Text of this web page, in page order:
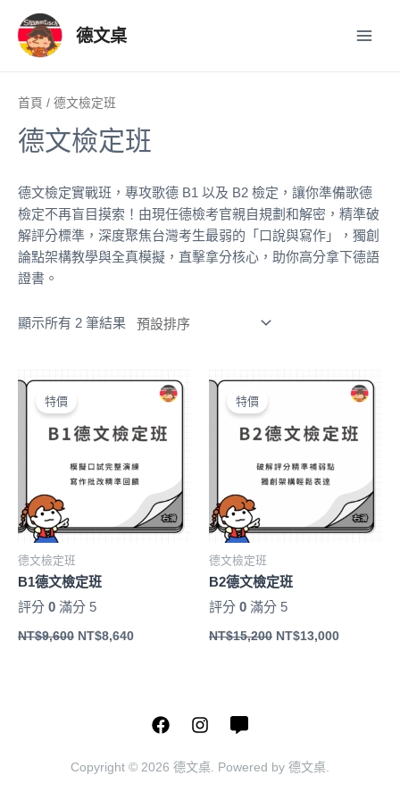
德文桌
首頁 / 德文檢定班
德文檢定班
德文檢定實戰班，專攻歌德 B1 以及 B2 檢定，讓你準備歌德
檢定不再盲目摸索！由現任德檢考官親自規劃和解密，精準破
解評分標準，深度聚焦台灣考生最弱的「口說與寫作」，獨創
論點架構教學與全真模擬，直擊拿分核心，助你高分拿下德語
證書。
顯示所有 2 筆結果
特價
德文檢定班
B1德文檢定班
評分 0 滿分 5
NT$9,600
原
格：
NT$9,600。
NT$8,640
目
格：
NT$8,640。
特價
德文檢定班
B2德文檢定班
評分 0 滿分 5
NT$15,200
原
格：
NT$15,200。
NT$13,000
目
前
格：
Copyright © 2026 德文桌. Powered by 德文桌.